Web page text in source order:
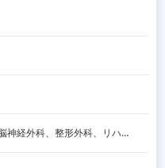
一般内科、脳神経内科、脳神経外科、整形外科、リハビリテーション科